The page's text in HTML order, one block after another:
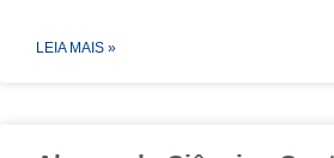
LEIA MAIS »